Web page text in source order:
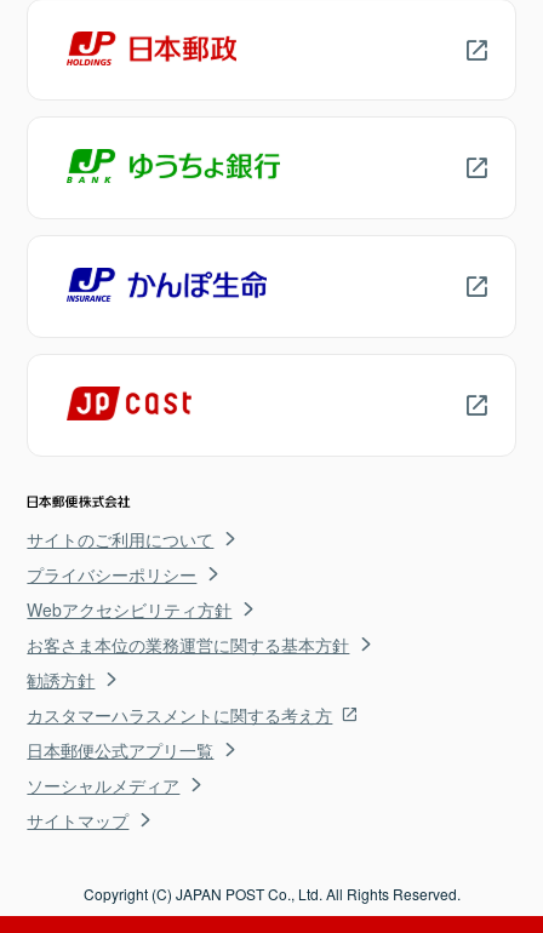
サイトのご利用について
プライバシーポリシー
Webアクセシビリティ方針
お客さま本位の業務運営に関する基本方針
勧誘方針
カスタマーハラスメントに関する考え方
日本郵便公式アプリ一覧
ソーシャルメディア
サイトマップ
Copyright (C) JAPAN POST Co., Ltd. All Rights Reserved.